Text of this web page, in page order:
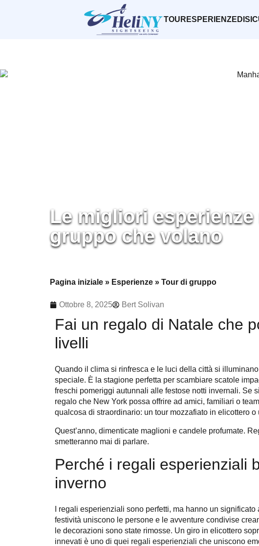
TOUR ESPERIENZE DI
Le migliori
gruppo che volano
Pagina iniziale » Esperienze » Tour di gruppo
Ottobre 8, 2025 Bert Solivan
Fai un regalo di Natale che
livelli
Quando il clima si rinfresca e le luci della città si
speciale. È la stagione perfetta per scambiare scatole
freschi pomeriggi autunnali alle festose notti invernali. Se
regalo che New York possa offrire ad amici, familiari o
qualcosa di straordinario: un tour mozzafiato in elicottero
Quest’anno, dimenticate maglioni e candele profumate.
smetteranno mai di parlare.
Perché i regali esperienziali
inverno
I regali esperienziali sono perfetti, ma hanno un
festività uniscono le persone e le avventure condivise
le decorazioni sono state rimosse. Un giro in elicottero
innevati è uno di quei regali esperienziali che uniscono